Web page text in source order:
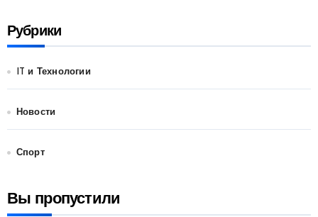
Рубрики
IT и Технологии
Новости
Спорт
Вы пропустили